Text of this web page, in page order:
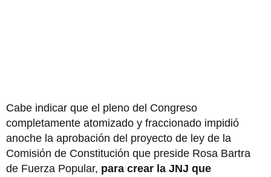
Cabe indicar que el pleno del Congreso
completamente atomizado y fraccionado impidió
anoche la aprobación del proyecto de ley de la
Comisión de Constitución que preside Rosa Bartra
de Fuerza Popular, para crear la JNJ que